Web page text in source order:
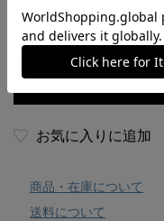
お気に入りに追加
商品・在庫について
送料について